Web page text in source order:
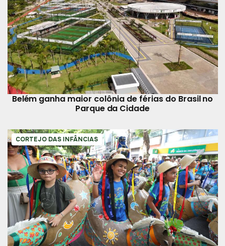
Belém ganha maior colônia de férias do Brasil no
Parque da Cidade
CORTEJO DAS INFÂNCIAS